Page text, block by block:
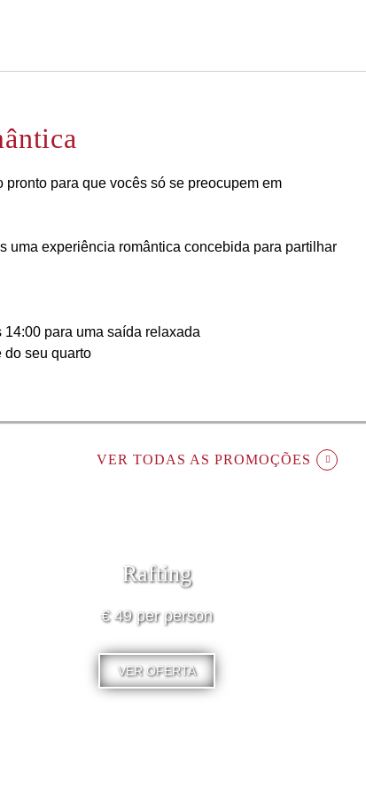
pronto para que vocês só se preocupem em
uma experiência romântica concebida para partilhar
para uma saída relaxada
do seu quarto
VER TODAS AS PROMOÇÕES
Rafting
€ 49 per person
VER OFERTA